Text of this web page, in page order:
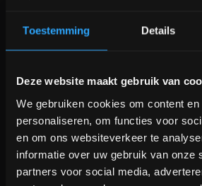
Toestemming Details
Deze website maakt gebruik van
We gebruiken cookies om content
personaliseren, om functies voor
en om ons websiteverkeer te
informatie over uw gebruik van onze
partners voor social media,
Veelgestelde vragen
+31 (0)24 645 1309
Bam! 5% korting op je
Schrijf je in voor onze nieuwsbrief
blijven over onze nieuwe
interessante info. Ontvang 5% korting
aankoop! 😀